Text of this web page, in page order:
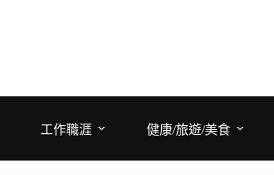
工作職涯 健康/旅遊/美食